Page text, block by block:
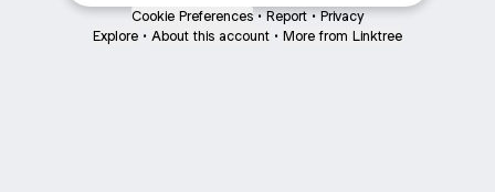
Cookie Preferences • Report • Privacy
Explore • About this account • More from Linktree